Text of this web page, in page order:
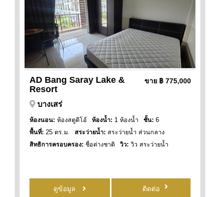
AD Bang Saray Lake &
Resort
ขาย ฿ 775,000
บางเสร่
ห้องนอน: ห้องสตูดิโอ้ ห้องน้ำ: 1 ห้องน้ำ ชั้น: 6
พื้นที่: 25 ตร.ม. สระว่ายน้ำ: สระว่ายน้ำ ส่วนกลาง
สิทธิการครอบครอง: ชื่อต่างชาติ วิว: วิว สระว่ายน้ำ
ดูข้อมูล ติดต่อ